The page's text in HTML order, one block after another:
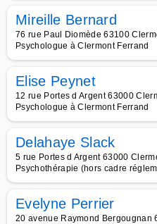
Mireille Bernard
76 rue Paul Diomède 63100
Psychologue à Clermont Ferrand
Elise Peynet
12 rue Portes d Argent 63000
Psychologue à Clermont Ferrand
Delahaye Slack
5 rue Portes d Argent 63000
Psychothérapie (hors cadre
Evelyne Perrier
20 avenue Raymond Bergougnan